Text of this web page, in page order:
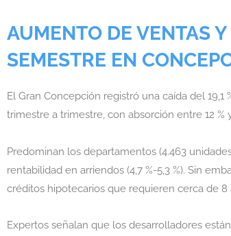
AUMENTO DE VENTAS
SEMESTRE EN
El Gran Concepción registró una caída del
trimestre a trimestre, con absorción entre 12 %
Predominan los departamentos (4.463
rentabilidad en arriendos (4,7 %-5,3 %). Sin
créditos hipotecarios que requieren cerca de 8
Expertos señalan que los desarrolladores